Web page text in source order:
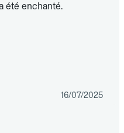
été enchanté.
16/07/2025